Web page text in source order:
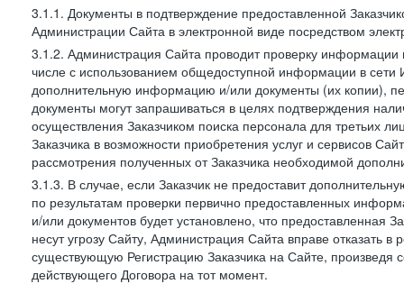
3.1.1. Документы в подтверждение предоставленной
Администрации Сайта в электронной виде посредством
3.1.2. Администрация Сайта проводит проверку информации
числе с использованием общедоступной информации в
дополнительную информацию и/или документы (их копии),
документы могут запрашиваться в целях подтверждения
осуществления Заказчиком поиска персонала для третьих
Заказчика в возможности приобретения услуг и сервисов
рассмотрения полученных от Заказчика необходимой
3.1.3. В случае, если Заказчик не предоставит
по результатам проверки первично предоставленных
и/или документов будет установлено, что предоставленная
несут угрозу Сайту, Администрация Сайта вправе отказать
существующую Регистрацию Заказчика на Сайте, произведя
действующего Договора на тот момент.